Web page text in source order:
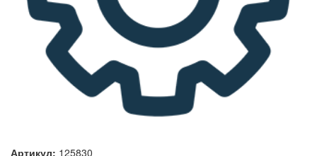
Артикул: 125830